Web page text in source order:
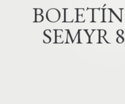
BOLETÍN
SEMYR8